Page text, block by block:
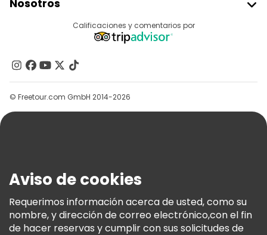
Acceder Como Proveedor
Programa De Afiliados
Nosotros
Contacto
Grupos
Ayuda
Términos E Información Legal
Política De Cookies
Freetour Premios
Calificaciones y comentarios por
© Freetour.com GmbH 2014-2026
Aviso de cookies
Requerimos información acerca de usted, como su
nombre, y dirección de correo electrónico,con el fin
de hacer reservas y cumplir con sus solicitudes de